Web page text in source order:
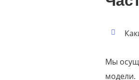
Мы
модели.